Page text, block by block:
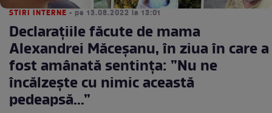
STIRI INTERNE • pe 13.08.2022 la 13:01
Declarațiile făcute de mama
Alexandrei Măceşanu, în ziua în care a
fost amânată sentința: ”Nu ne
încălzeşte cu nimic această
pedeapsă...”